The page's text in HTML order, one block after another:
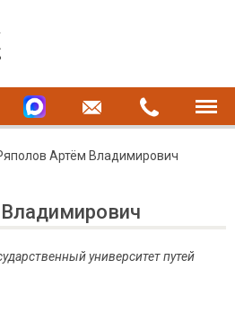
Артём Владимирович
университет путей